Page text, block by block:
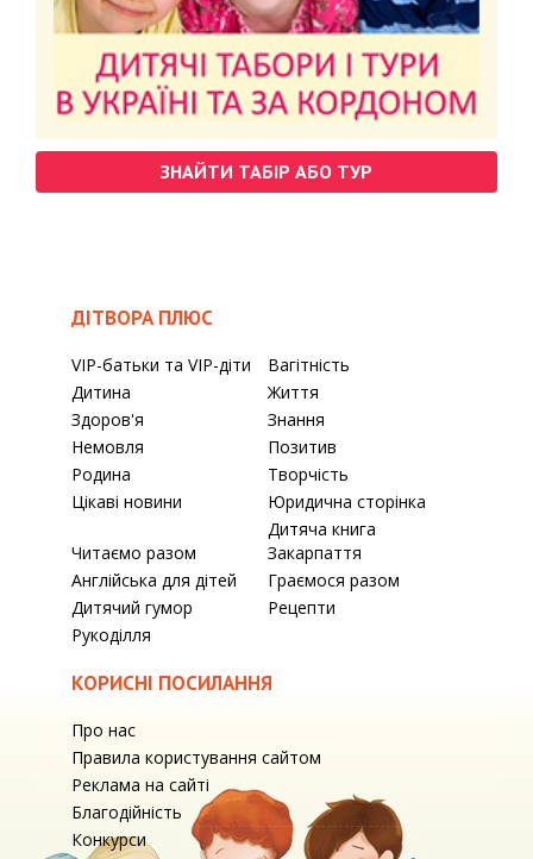
ЗНАЙТИ ТАБІР АБО ТУР
ДІТВОРА ПЛЮС
VIP-батьки та VIP-діти
Вагітність
Дитина
Життя
Здоров'я
Знання
Немовля
Позитив
Родина
Творчість
Цікаві новини
Юридична сторінка
Читаємо разом
Дитяча книга
Закарпаття
Англійська для дітей
Граємося разом
Дитячий гумор
Рецепти
Рукоділля
КОРИСНІ ПОСИЛАННЯ
Про нас
Правила користування сайтом
Реклама на сайті
Благодійність
Конкурси